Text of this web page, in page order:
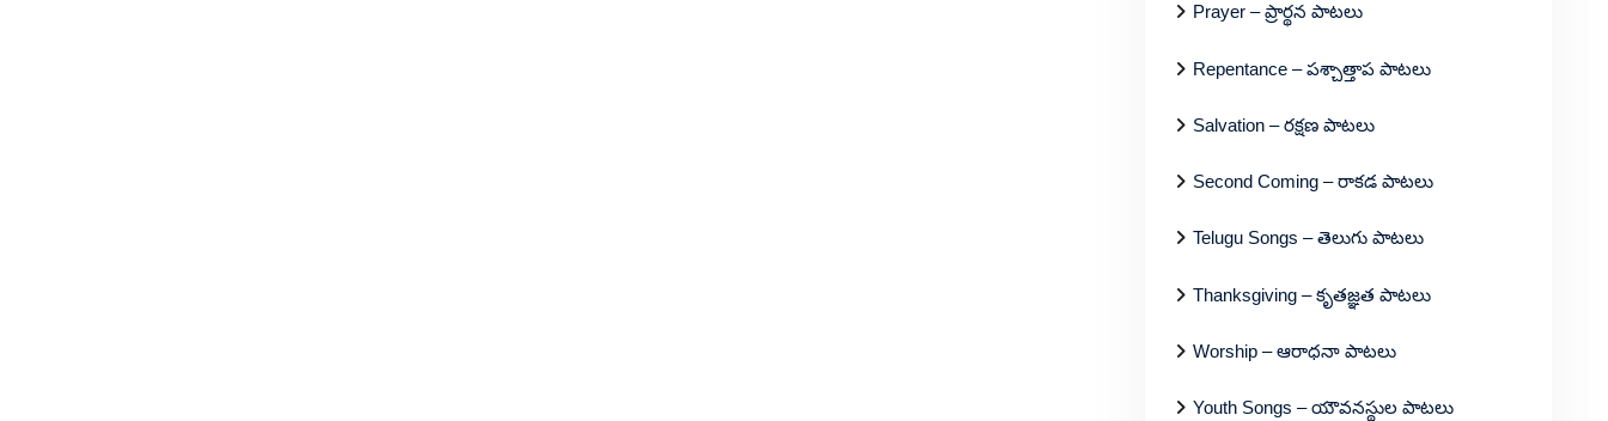
Prayer – ప్రార్థన పాటలు
Repentance – పశ్చాత్తాప పాటలు
Salvation – రక్షణ పాటలు
Second Coming – రాకడ పాటలు
Telugu Songs – తెలుగు పాటలు
Thanksgiving – కృతజ్ఞత పాటలు
Worship – ఆరాధనా పాటలు
Youth Songs – యౌవనస్థుల పాటలు